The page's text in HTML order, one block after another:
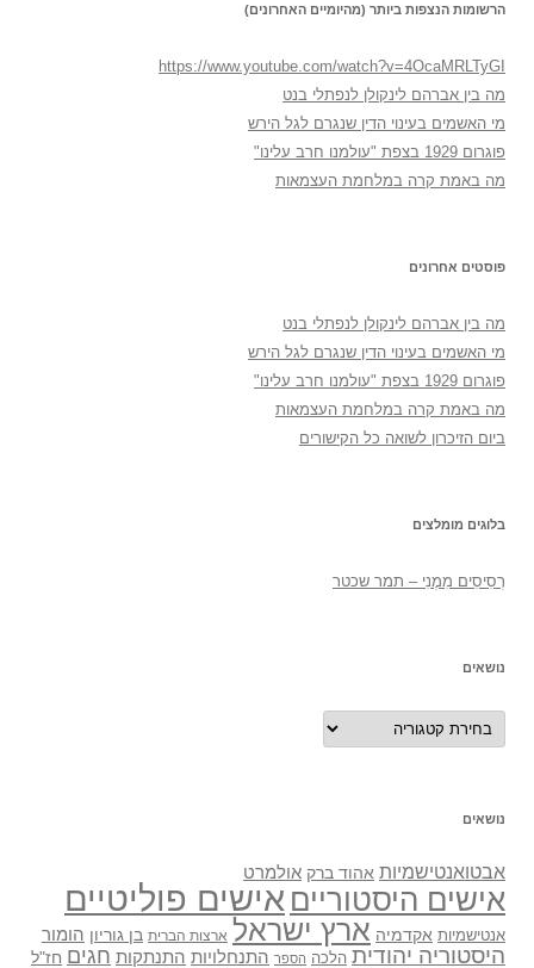
הרשומות הנצפות ביותר (מהיומיים האחרונים)
https://www.youtube.com/watch?v=4OcaMRLTyGI
מה בין אברהם לינקולן לנפתלי בנט
מי האשמים בעינוי הדין שנגרם לגל הירש
פוגרום 1929 בצפת "עולמנו חרב עלינו"
מה באמת קרה במלחמת העצמאות
פוסטים אחרונים
מה בין אברהם לינקולן לנפתלי בנט
מי האשמים בעינוי הדין שנגרם לגל הירש
פוגרום 1929 בצפת "עולמנו חרב עלינו"
מה באמת קרה במלחמת העצמאות
ביום הזיכרון לשואה כל הקישורים
בלוגים מומלצים
רְסִיסִים מִמֶנִי – תמר שכטר
נושאים
נושאים
נושאים
אבטואנטישמיות אהוד ברק אולמרט
אישים היסטוריים אישים פוליטיים
אנטישמיות אקדמיה ארץ ישראל ארצות הברית בן גוריון הומור
היסטוריה יהודית הלכה הספר התנחלויות התנתקות חגים חז"ל